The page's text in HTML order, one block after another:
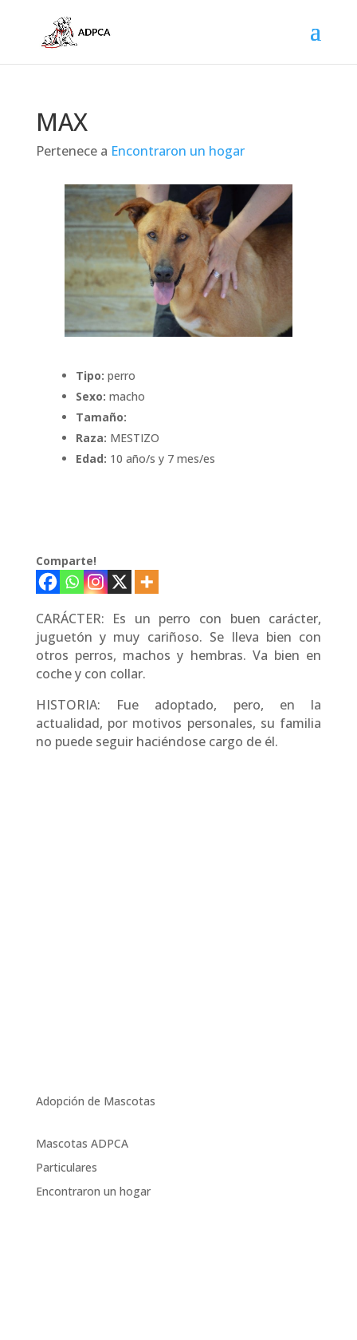
MAX
Pertenece a Encontraron un hogar
Tipo: perro
Sexo: macho
Tamaño:
Raza: MESTIZO
Edad: 10 año/s y 7 mes/es
Comparte!
CARÁCTER: Es un perro con buen carácter,
juguetón y muy cariñoso. Se lleva bien con
otros perros, machos y hembras. Va bien en
coche y con collar.
HISTORIA: Fue adoptado, pero, en la
actualidad, por motivos personales, su familia
no puede seguir haciéndose cargo de él.
Adopción de Mascotas
Mascotas ADPCA
Particulares
Encontraron un hogar